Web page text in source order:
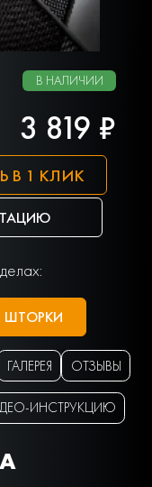
В НАЛИЧИИ
3 819 ₽
КУПИТЬ В 1 КЛИК
ШТОРКИ
ГАЛЕРЕЯ ОТЗЫВЫ
ИНСТРУКЦИЮ